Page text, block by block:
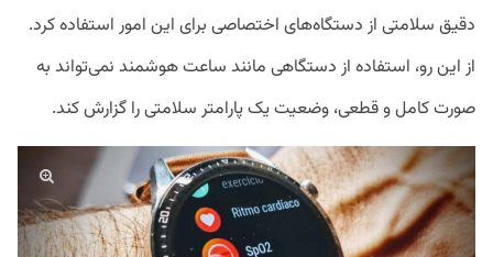
دقیق سلامتی از دستگاه‌های اختصاصی برای این امور استفاده کرد.
از این رو، استفاده از دستگاهی مانند ساعت هوشمند نمی‌تواند به
صورت کامل و قطعی، وضعیت یک پارامتر سلامتی را گزارش کند.